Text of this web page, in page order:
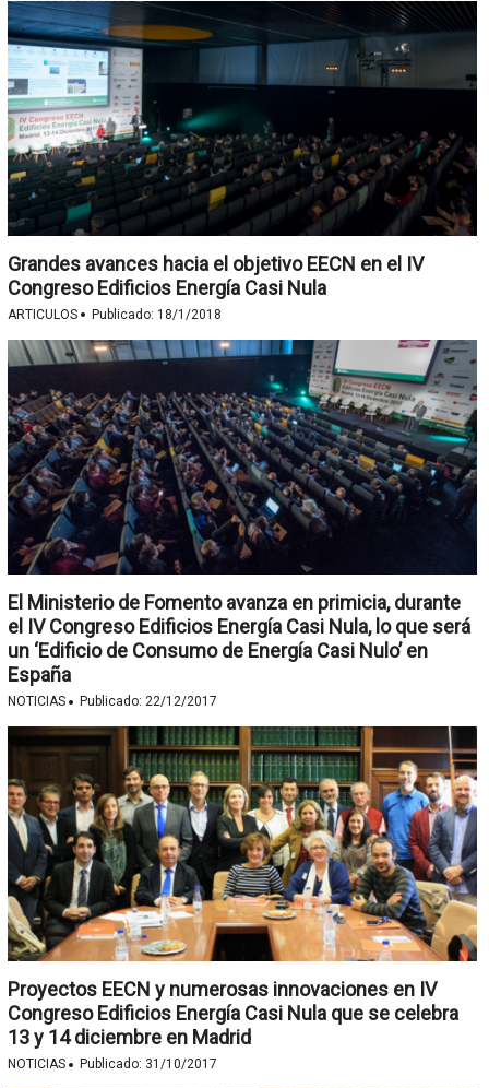
Grandes avances hacia el objetivo EECN en el IV
Congreso Edificios Energía Casi Nula
ARTICULOS · Publicado: 18/1/2018
El Ministerio de Fomento avanza en primicia, durante
el IV Congreso Edificios Energía Casi Nula, lo que será
un ‘Edificio de Consumo de Energía Casi Nulo’ en
España
NOTICIAS · Publicado: 22/12/2017
Proyectos EECN y numerosas innovaciones en IV
Congreso Edificios Energía Casi Nula que se celebra
13 y 14 diciembre en Madrid
NOTICIAS · Publicado: 31/10/2017